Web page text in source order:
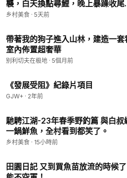
襲，白天換點尋鯉，晚上暴躁收
乡村美食 · 5天前
帶著我的狗子進入山林，建造一
室內佈置超奢華
别利切夫在极地 · 5個月前
《發展受阻》紀錄片項目
GJW+ · 2年前
馳騁江湖-23年春季野釣篇 與白叔
一鍋鮮魚，全村看到都笑了。
乡村美食 · 15小時前
田園日記 又到買魚苗放流的時候